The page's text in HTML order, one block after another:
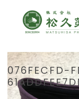
076FECFD-